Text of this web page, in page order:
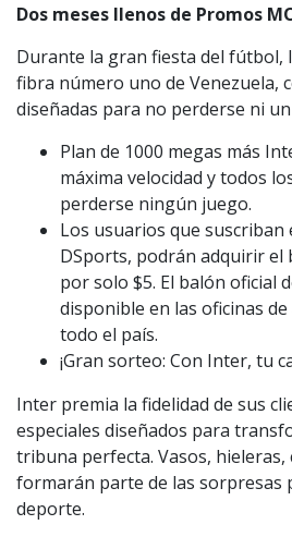
Dos meses llenos de Promos
Durante la gran fiesta del fútbol,
fibra número uno de Venezuela,
diseñadas para no perderse ni
Plan de 1000 megas más
máxima velocidad y todos
perderse ningún juego.
Los usuarios que
DSports, podrán adquirir el
por solo $5. El balón oficial
disponible en las oficinas
todo el país.
¡Gran sorteo: Con Inter, tu
Inter premia la fidelidad de sus
especiales diseñados para
tribuna perfecta. Vasos, hieleras,
formarán parte de las sorpresas
deporte.